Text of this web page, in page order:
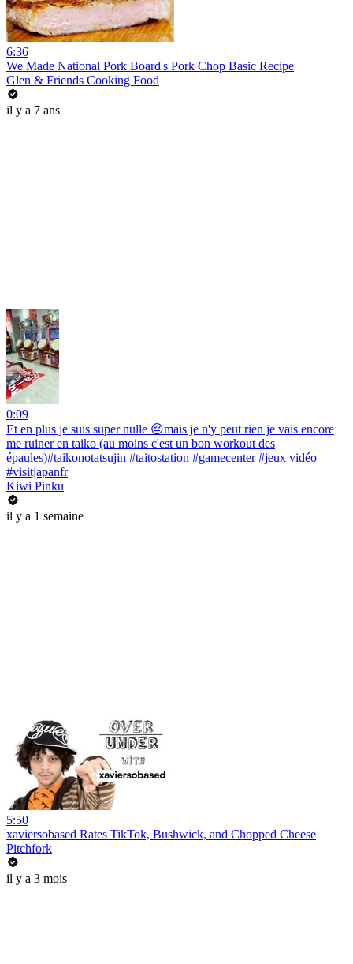
6:36
We Made National Pork Board's Pork Chop Basic Recipe
Glen & Friends Cooking Food
il y a 7 ans
0:09
Et en plus je suis super nulle 😔mais je n'y peut rien je vais encore
me ruiner en taiko (au moins c'est un bon workout des
épaules)#taikonotatsujin #taitostation #gamecenter #jeux vidéo
#visitjapanfr
Kiwi Pinku
il y a 1 semaine
5:50
xaviersobased Rates TikTok, Bushwick, and Chopped Cheese
Pitchfork
il y a 3 mois